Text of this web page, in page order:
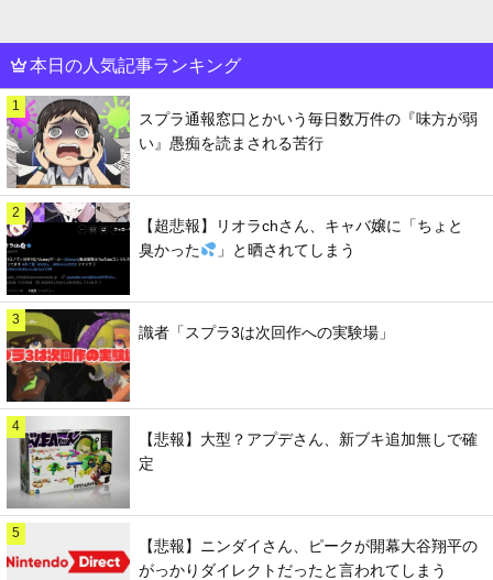
本日の人気記事ランキング
1
スプラ通報窓口とかいう毎日数万件の『味方が弱
い』愚痴を読まされる苦行
2
【超悲報】リオラchさん、キャバ嬢に「ちょと
臭かった
」と晒されてしまう
3
識者「スプラ3は次回作への実験場」
4
【悲報】大型？アプデさん、新ブキ追加無しで確
定
5
【悲報】ニンダイさん、ピークが開幕大谷翔平の
がっかりダイレクトだったと言われてしまう